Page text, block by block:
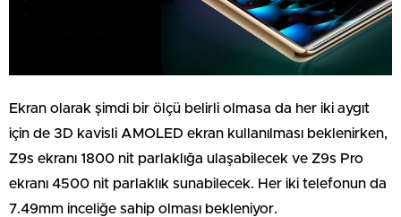
Ekran olarak şimdi bir ölçü belirli olmasa da her iki aygıt
için de 3D kavisli AMOLED ekran kullanılması beklenirken,
Z9s ekranı 1800 nit parlaklığa ulaşabilecek ve Z9s Pro
ekranı 4500 nit parlaklık sunabilecek. Her iki telefonun da
7.49mm inceliğe sahip olması bekleniyor.